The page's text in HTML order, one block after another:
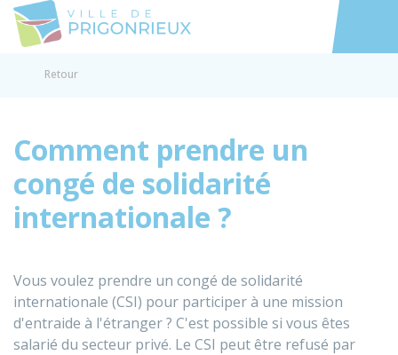
Accéder
Retour
Comment prendre un
congé de solidarité
internationale ?
Vous voulez prendre un congé de solidarité
internationale (CSI) pour participer à une mission
d'entraide à l'étranger ? C'est possible si vous êtes
salarié du secteur privé. Le CSI peut être refusé par